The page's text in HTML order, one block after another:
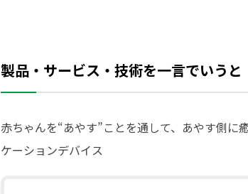
製品・サービス・技術を一言でいうと
赤ちゃんを“あやす”ことを通して、あやす側
ケーションデバイス